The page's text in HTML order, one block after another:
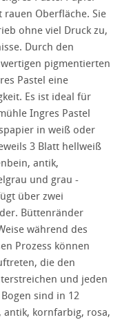
Oberfläche. Sie
ohne viel Druck zu,
Durch den
pigmentierten
Pastel eine
Es ist ideal für
Ingres Pastel
in weiß oder
3 Blatt hellweiß
antik,
und grau -
über zwei
Büttenränder
während des
Prozess können
die den
und jeden
sind in 12
antik, kornfarbig, rosa,